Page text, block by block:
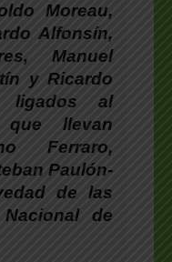
Moreau,
Alfonsín,
Manuel
y Ricardo
ligados al
llevan
Ferraro,
Paulón-
de las
de